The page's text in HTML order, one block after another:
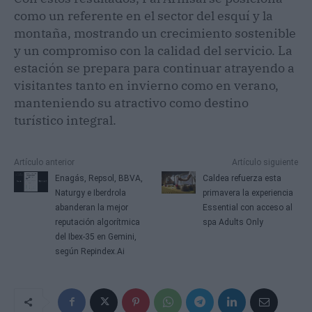
como un referente en el sector del esquí y la
montaña, mostrando un crecimiento sostenible
y un compromiso con la calidad del servicio. La
estación se prepara para continuar atrayendo a
visitantes tanto en invierno como en verano,
manteniendo su atractivo como destino
turístico integral.
Artículo anterior
Enagás, Repsol, BBVA,
Naturgy e Iberdrola
abanderan la mejor
reputación algorítmica
del Ibex-35 en Gemini,
según Repindex.Ai
Artículo siguiente
Caldea refuerza esta
primavera la experiencia
Essential con acceso al
spa Adults Only